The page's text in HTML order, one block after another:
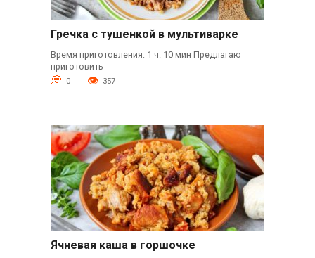
Гречка с тушенкой в мультиварке
Время приготовления: 1 ч. 10 мин Предлагаю
приготовить
0 357
Ячневая каша в горшочке